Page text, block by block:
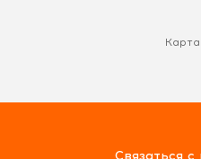
Связаться